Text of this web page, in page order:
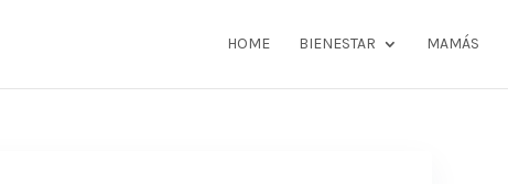
HOME BIENESTAR MAMÁS